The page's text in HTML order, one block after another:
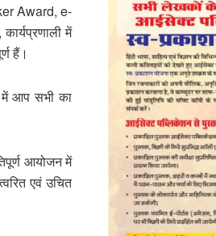
Award, e-
में
हैं।
में आप सभी का
आयोजन में
एवं उचित